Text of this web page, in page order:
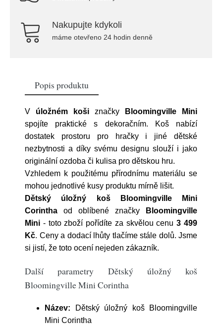
Nakupujte kdykoli
máme otevřeno 24 hodin denně
Popis produktu
V úložném koši značky
Bloomingville Mini
spojíte praktické s dekoračním. Koš nabízí
dostatek prostoru pro hračky i jiné dětské
nezbytnosti a díky svému designu slouží i jako
originální ozdoba či kulisa pro dětskou hru.
Vzhledem k použitému přírodnímu materiálu se
mohou jednotlivé kusy produktu mírně lišit.
Dětský úložný koš Bloomingville Mini
Corintha od oblíbené značky
Bloomingville
Mini - toto zboží pořídíte za skvělou cenu3 499
Kč. Ceny a dodací lhůty tlačíme stále dolů. Jsme
si jistí, že toto ocení nejeden zákazník.
Další parametry Dětský úložný koš
Bloomingville Mini Corintha
Název: Dětský úložný koš Bloomingville
Mini Corintha